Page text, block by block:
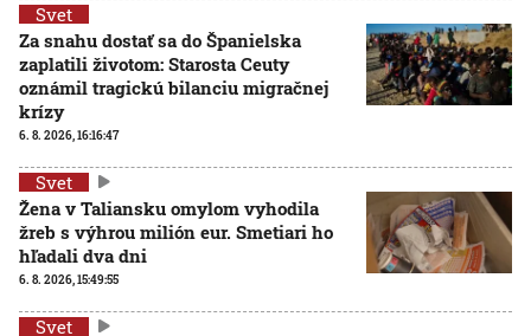
Svet
Za snahu dostať sa do Španielska
zaplatili životom: Starosta Ceuty
oznámil tragickú bilanciu migračnej
krízy
6. 8. 2026, 16:16:47
Svet
Žena v Taliansku omylom vyhodila
žreb s výhrou milión eur. Smetiari ho
hľadali dva dni
6. 8. 2026, 15:49:55
Svet